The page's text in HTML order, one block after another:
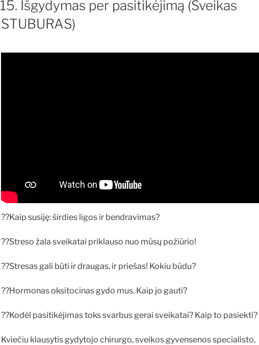
15. Išgydymas per pasitikėjimą (Sveikas
STUBURAS)
??Kaip susiję: širdies ligos ir bendravimas?
??Streso žala sveikatai priklauso nuo mūsų požiūrio!
??Stresas gali būti ir draugas, ir priešas! Kokiu būdu?
??Hormonas oksitocinas gydo mus. Kaip jo gauti?
??Kodėl pasitikėjimas toks svarbus gerai sveikatai? Kaip to pasiekti?
Kviečiu klausytis gydytojo chirurgo, sveikos gyvensenos specialisto,